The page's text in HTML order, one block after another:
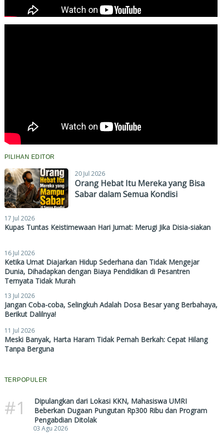
PILIHAN EDITOR
20 Jul 2026
Orang Hebat Itu Mereka yang Bisa
Sabar dalam Semua Kondisi
17 Jul 2026
Kupas Tuntas Keistimewaan Hari Jumat: Merugi Jika Disia-siakan
16 Jul 2026
Ketika Umat Diajarkan Hidup Sederhana dan Tidak Mengejar
Dunia, Dihadapkan dengan Biaya Pendidikan di Pesantren
Ternyata Tidak Murah
13 Jul 2026
Jangan Coba-coba, Selingkuh Adalah Dosa Besar yang Berbahaya,
Berikut Dalilnya!
11 Jul 2026
Meski Banyak, Harta Haram Tidak Pernah Berkah: Cepat Hilang
Tanpa Berguna
TERPOPULER
#1
Dipulangkan dari Lokasi KKN, Mahasiswa UMRI
Beberkan Dugaan Pungutan Rp300 Ribu dan Program
Pengabdian Ditolak
03 Agu 2026